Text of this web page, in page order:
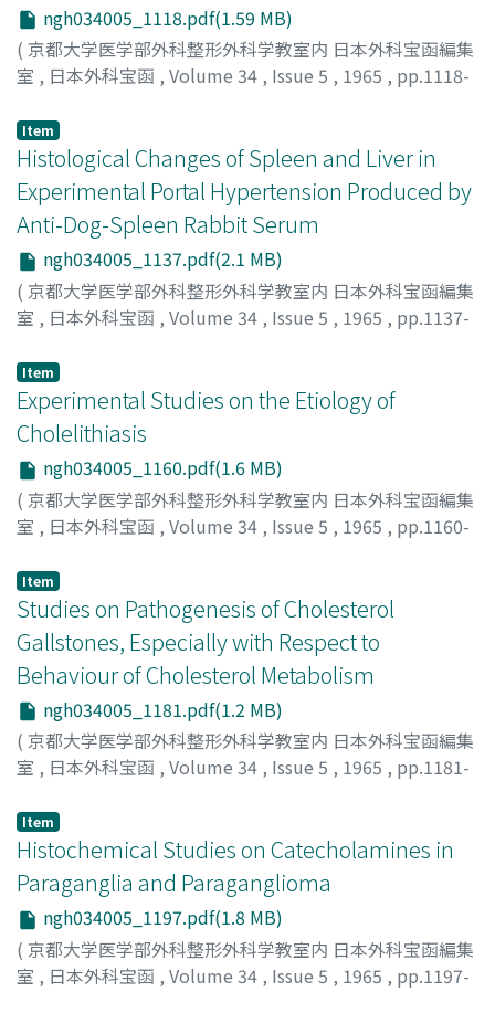
ngh034005_1118.pdf(1.59 MB)
( 京都大学医学部外科整形外科学教室内 日本外科宝函編集
室 , 日本外科宝函 , Volume 34 , Issue 5 , 1965 , pp.1118-
MATSUMOTO, TATSURO
Item
Histological Changes of Spleen and Liver in
Experimental Portal Hypertension Produced by
Anti-Dog-Spleen Rabbit Serum
ngh034005_1137.pdf(2.1 MB)
( 京都大学医学部外科整形外科学教室内 日本外科宝函編集
室 , 日本外科宝函 , Volume 34 , Issue 5 , 1965 , pp.1137-
MIYATA, KO
Item
Experimental Studies on the Etiology of
Cholelithiasis
ngh034005_1160.pdf(1.6 MB)
( 京都大学医学部外科整形外科学教室内 日本外科宝函編集
室 , 日本外科宝函 , Volume 34 , Issue 5 , 1965 , pp.1160-
TANIMURA, HIROSHI
Item
Studies on Pathogenesis of Cholesterol
Gallstones, Especially with Respect to
Behaviour of Cholesterol Metabolism
ngh034005_1181.pdf(1.2 MB)
( 京都大学医学部外科整形外科学教室内 日本外科宝函編集
室 , 日本外科宝函 , Volume 34 , Issue 5 , 1965 , pp.1181-
EGUCHI, TAKASHI
Item
Histochemical Studies on Catecholamines in
Paraganglia and Paraganglioma
ngh034005_1197.pdf(1.8 MB)
( 京都大学医学部外科整形外科学教室内 日本外科宝函編集
室 , 日本外科宝函 , Volume 34 , Issue 5 , 1965 , pp.1197-